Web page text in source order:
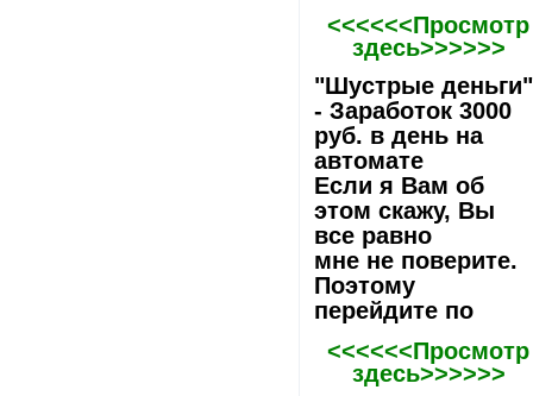
<<<<<<Просмотр
здесь>>>>>>
"Шустрые деньги"
- Заработок 3000
руб. в день на
автомате
Если я Вам об
этом скажу, Вы
все равно
мне не поверите.
Поэтому
перейдите по
<<<<<<Просмотр
здесь>>>>>>